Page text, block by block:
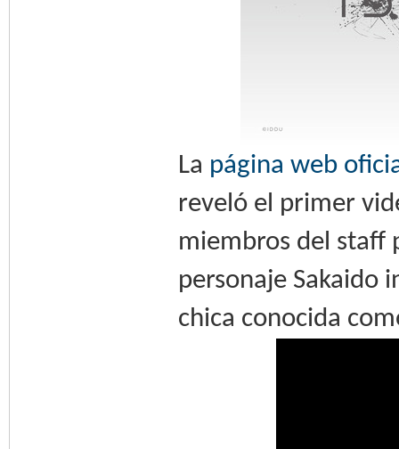
La página web
reveló el primer
miembros del staff
personaje Sakaido
chica conocida